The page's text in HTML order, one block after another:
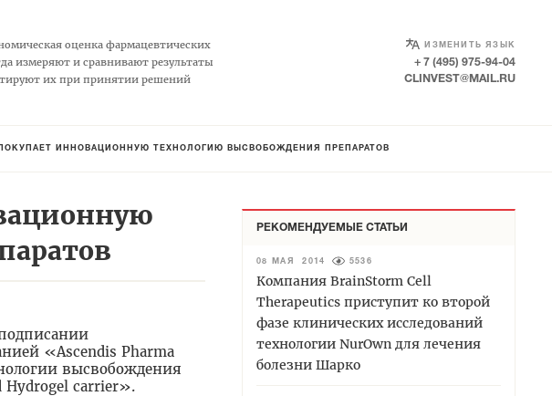
оценка фармацевтических
измеряют и сравнивают результаты
их при принятии решений
ИЗМЕНИТЬ ЯЗЫК
SELECT LANGUAGE
+ 7 (495) 975-94-04
CLINVEST@MAIL.RU
ПОКУПАЕТ ИННОВАЦИОННУЮ ТЕХНОЛОГИЮ ВЫСВОБОЖДЕНИЯ ПРЕПАРАТОВ
«Ascendis Pharma
высвобождения
Hydrogel carrier».
РЕКОМЕНДУЕМЫЕ СТАТЬИ
08 МАЯ 2014 5536
Компания BrainStorm Cell
Therapeutics приступит ко второй
фазе клинических исследований
технологии NurOwn для лечения
болезни Шарко